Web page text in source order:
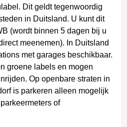
Dit geldt tegenwoordig
in Duitsland. U kunt dit
(wordt binnen 5 dagen bij u
meenemen). In Duitsland
met garages beschikbaar.
groene labels en mogen
Op openbare straten in
is parkeren alleen mogelijk
of